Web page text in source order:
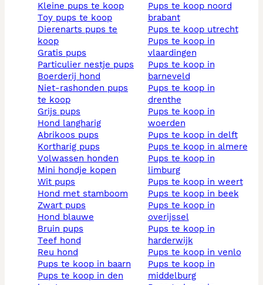
kleine pups te koop
toy pups te koop
dierenarts pups te
koop
gratis pups
particulier nestje pups
boerderij hond
niet-rashonden pups
te koop
grijs pups
hond langharig
abrikoos pups
kortharig pups
volwassen honden
mini hondje kopen
wit pups
hond met stamboom
zwart pups
hond blauwe
bruin pups
teef hond
reu hond
pups te koop in baarn
pups te koop in den
pups te koop noord
brabant
pups te koop utrecht
pups te koop in
vlaardingen
pups te koop in
barneveld
pups te koop in
drenthe
pups te koop in
woerden
pups te koop in delft
pups te koop in almere
pups te koop in
limburg
pups te koop in weert
pups te koop in beek
pups te koop in
overijssel
pups te koop in
harderwijk
pups te koop in venlo
pups te koop in
middelburg